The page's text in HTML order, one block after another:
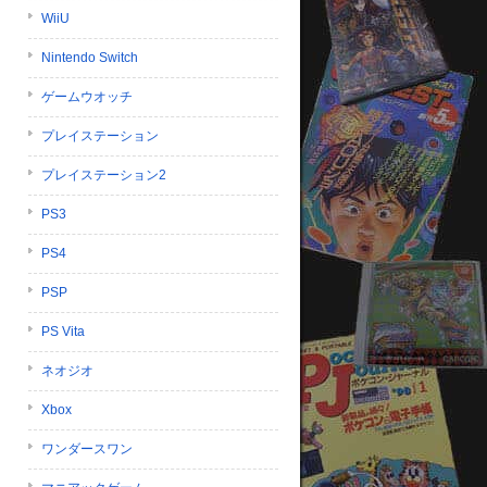
WiiU
Nintendo Switch
ゲームウオッチ
プレイステーション
プレイステーション2
PS3
PS4
PSP
PS Vita
ネオジオ
Xbox
ワンダースワン